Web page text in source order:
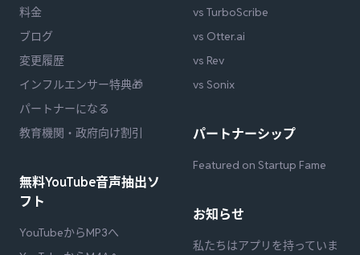
料金
ブログ
変更履歴
インフルエンサー特典🎁
パートナーになる
教育機関・政府向け割引
無料YouTube音声抽出ソ
フト
YouTubeからMP3へ
vs TurboScribe
vs Otter.ai
vs Rev
vs Sonix
パートナーシップ
Featured on Startup Fame
お知らせ
私たちはアプリを持っていま